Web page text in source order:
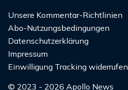
Unsere Kommentar-Richtlinien
Abo-Nutzungsbedingungen
Datenschutzerklärung
Impressum
Einwilligung Tracking widerrufen
© 2023 - 2026 Apollo News